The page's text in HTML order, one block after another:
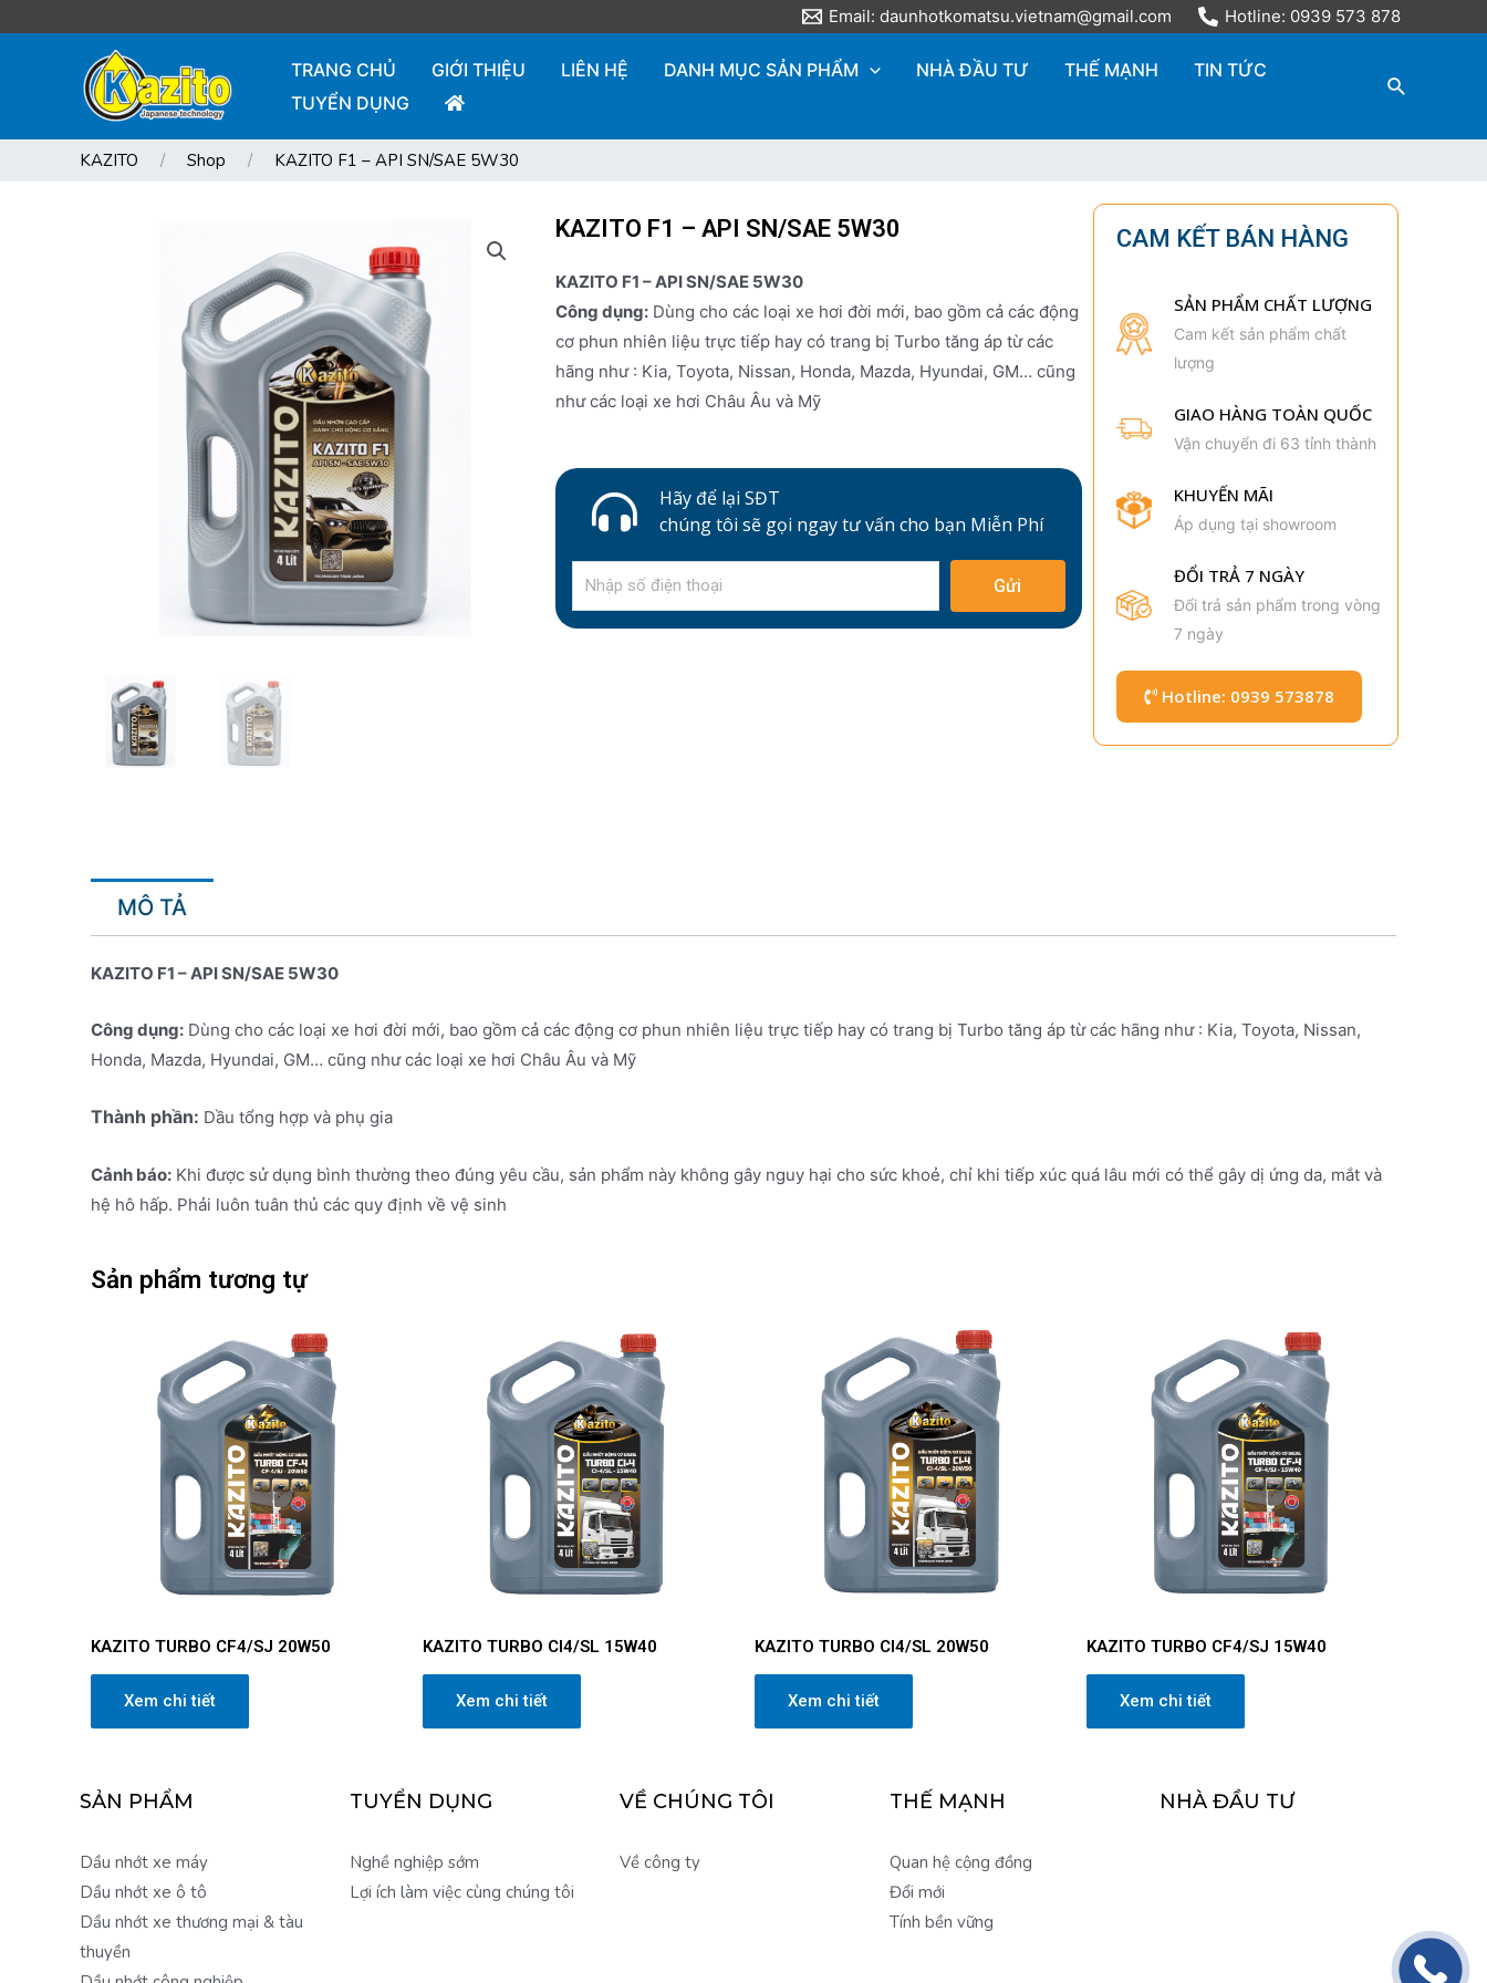
Email: daunhotkomatsu.vietnam@gmail.com Hotline: 0939 573 878
TRANG CHỦ GIỚI THIỆU LIÊN HỆ DANH MỤC SẢN PHẨM NHÀ ĐẦU TƯ THẾ MẠNH
TIN TỨC
TUYỂN DỤNG
KAZITO Shop KAZITO F1 – API SN/SAE 5W30
KAZITO F1 – API SN/SAE 5W30
KAZITO F1 – API SN/SAE 5W30
Công dụng: Dùng cho các loại xe hơi đời mới, bao gồm cả các động
cơ phun nhiên liệu trực tiếp hay có trang bị Turbo tăng áp từ các
hãng như : Kia, Toyota, Nissan, Honda, Mazda, Hyundai, GM… cũng
như các loại xe hơi Châu Âu và Mỹ
Hãy để lại SĐT
chúng tôi sẽ gọi ngay tư vấn cho bạn Miễn Phí
Gửi
CAM KẾT BÁN HÀNG
SẢN PHẨM CHẤT LƯỢNG
Cam kết sản phẩm chất
lượng
GIAO HÀNG TOÀN QUỐC
Vận chuyển đi 63 tỉnh thành
KHUYẾN MÃI
Áp dụng tại showroom
ĐỔI TRẢ 7 NGÀY
Đổi trả sản phẩm trong vòng
7 ngày
Hotline: 0939 573878
MÔ TẢ
KAZITO F1 – API SN/SAE 5W30
Công dụng: Dùng cho các loại xe hơi đời mới, bao gồm cả các động cơ phun nhiên liệu trực tiếp hay có trang bị Turbo tăng áp từ các hãng như : Kia, Toyota, Nissan,
Honda, Mazda, Hyundai, GM… cũng như các loại xe hơi Châu Âu và Mỹ
Thành phần: Dầu tổng hợp và phụ gia
Cảnh báo: Khi được sử dụng bình thường theo đúng yêu cầu, sản phẩm này không gây nguy hại cho sức khoẻ, chỉ khi tiếp xúc quá lâu mới có thể gây dị ứng da, mắt và
hệ hô hấp. Phải luôn tuân thủ các quy định về vệ sinh
Sản phẩm tương tự
KAZITO TURBO CF4/SJ 20W50
Xem chi tiết
KAZITO TURBO CI4/SL 15W40
Xem chi tiết
KAZITO TURBO CI4/SL 20W50
Xem chi tiết
KAZITO TURBO CF4/SJ 15W40
Xem chi tiết
SẢN PHẨM
Dầu nhớt xe máy
Dầu nhớt xe ô tô
Dầu nhớt xe thương mại & tàu
thuyền
TUYỂN DỤNG
Nghề nghiệp sớm
Lợi ích làm việc cùng chúng tôi
VỀ CHÚNG TÔI
Về công ty
THẾ MẠNH
Quan hệ cộng đồng
Đổi mới
Tính bền vững
NHÀ ĐẦU TƯ